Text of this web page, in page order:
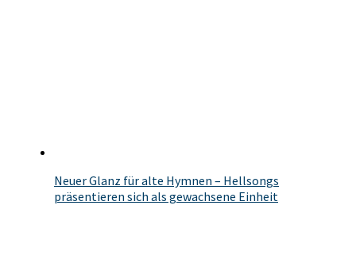
Neuer Glanz für alte Hymnen – Hellsongs
präsentieren sich als gewachsene Einheit